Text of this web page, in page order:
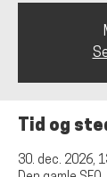
Tid og
30. dec. 2026,